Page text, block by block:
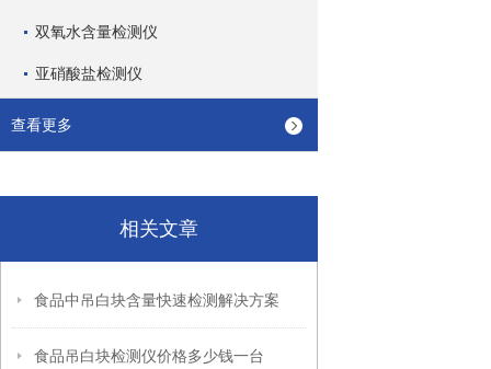
双氧水含量检测仪
亚硝酸盐检测仪
查看更多
相关文章
食品中吊白块含量快速检测解决方案
食品吊白块检测仪价格多少钱一台